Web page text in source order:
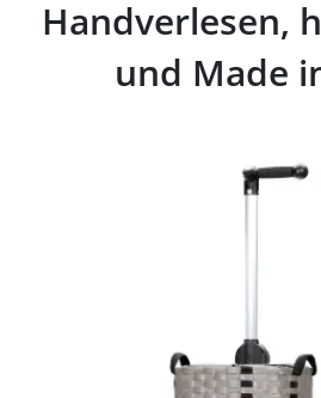
Handverlesen,
und Made